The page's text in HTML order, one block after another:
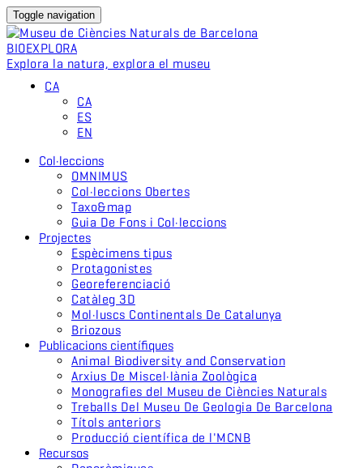
Toggle navigation
BIOEXPLORA
Explora la natura, explora el museu
CA
CA
ES
EN
Col·leccions
OMNIMUS
Col·leccions Obertes
Taxo&map
Guia De Fons i Col·leccions
Projectes
Espècimens tipus
Protagonistes
Georeferenciació
Catàleg 3D
Mol·luscs Continentals De Catalunya
Briozous
Publicacions científiques
Animal Biodiversity and Conservation
Arxius De Miscel·lània Zoològica
Monografies del Museu de Ciències Naturals
Treballs Del Museu De Geologia De Barcelona
Títols anteriors
Producció científica de l'MCNB
Recursos